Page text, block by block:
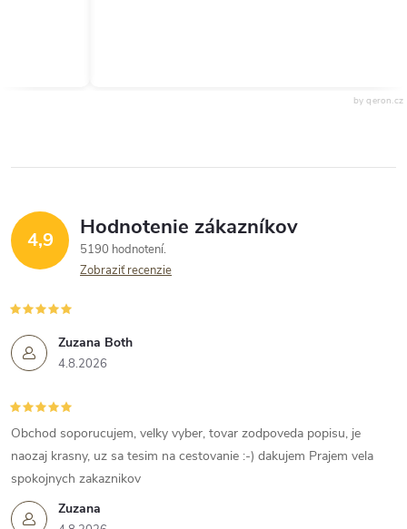
by qeron.cz
4,9 Hodnotenie zákazníkov
5190 hodnotení
Zobraziť recenzie
Zuzana Both
4.8.2026
Zuzana
Obchod soporucujem, velky vyber, tovar zodpoveda popisu, je
naozaj krasny, uz sa tesim na cestovanie :-) dakujem Prajem vela
spokojnych zakaznikov